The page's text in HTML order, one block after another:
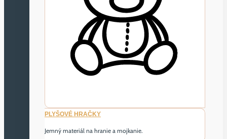
PLYŠOVÉ HRAČKY
Jemný materiál na hranie a mojkanie.